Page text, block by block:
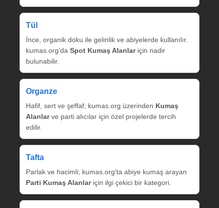
Tül
İnce, organik doku ile gelinlik ve abiyelerde kullanılır.
kumas.org’da Spot Kumaş Alanlariçin nadir
bulunabilir.
Organze
Hafif, sert ve şeffaf; kumas.org üzerinden Kumaş
Alanlarve parti alıcılar için özel projelerde tercih
edilir.
Tafta
Parlak ve hacimli; kumas.org’ta abiye kumaş arayan
Parti Kumaş Alanlariçin ilgi çekici bir kategori.